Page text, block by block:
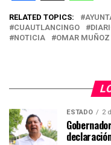
RELATED TOPICS:
CUAUTLANCINGO
NOTICIA
OMAR MUÑOZ
ESTADO 2